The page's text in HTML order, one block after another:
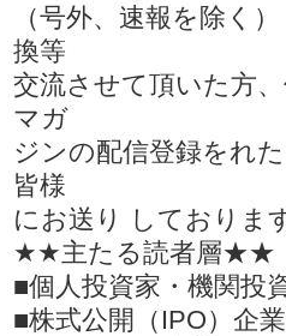
（号外、速報を除く
換等
交流させて頂いた方
マガ
ジンの配信登録をれ
皆様
にお送り しておりま
★★主たる読者層★★
■個人投資家・機関投
■株式公開（IPO）企